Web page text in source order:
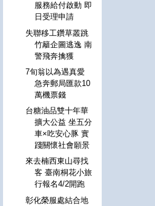
服務給付啟動 即
日受理申請
失聯移工鑽草叢跳
竹籬企圖逃逸 南
警飛奔擒獲
7旬翁以為遇真愛
急奔郵局匯款10
萬機票錢
台糖油品雙十年華
擴大公益 坐五分
車×吃安心豚 實
踐關懷社會願景
來去楠西東山尋找
客 臺南桐花小旅
行報名4/2開跑
彰化榮服處結合地